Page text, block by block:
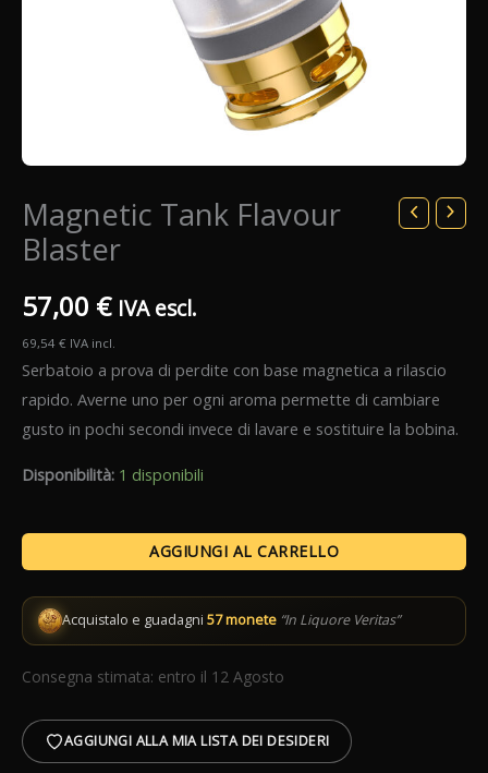
Magnetic Tank Flavour
Blaster
57,00 € IVA escl.
69,54 € IVA incl.
Serbatoio a prova di perdite con base magnetica a rilascio
rapido. Averne uno per ogni aroma permette di cambiare
gusto in pochi secondi invece di lavare e sostituire la bobina.
Disponibilità: 1 disponibili
Magnetic
Tank
Blaster
quantità
AGGIUNGI AL CARRELLO
Acquistalo e guadagni 57 monete “In Liquore Veritas”
Consegna stimata: entro il 12 Agosto
AGGIUNGI ALLA MIA LISTA DEI DESIDERI